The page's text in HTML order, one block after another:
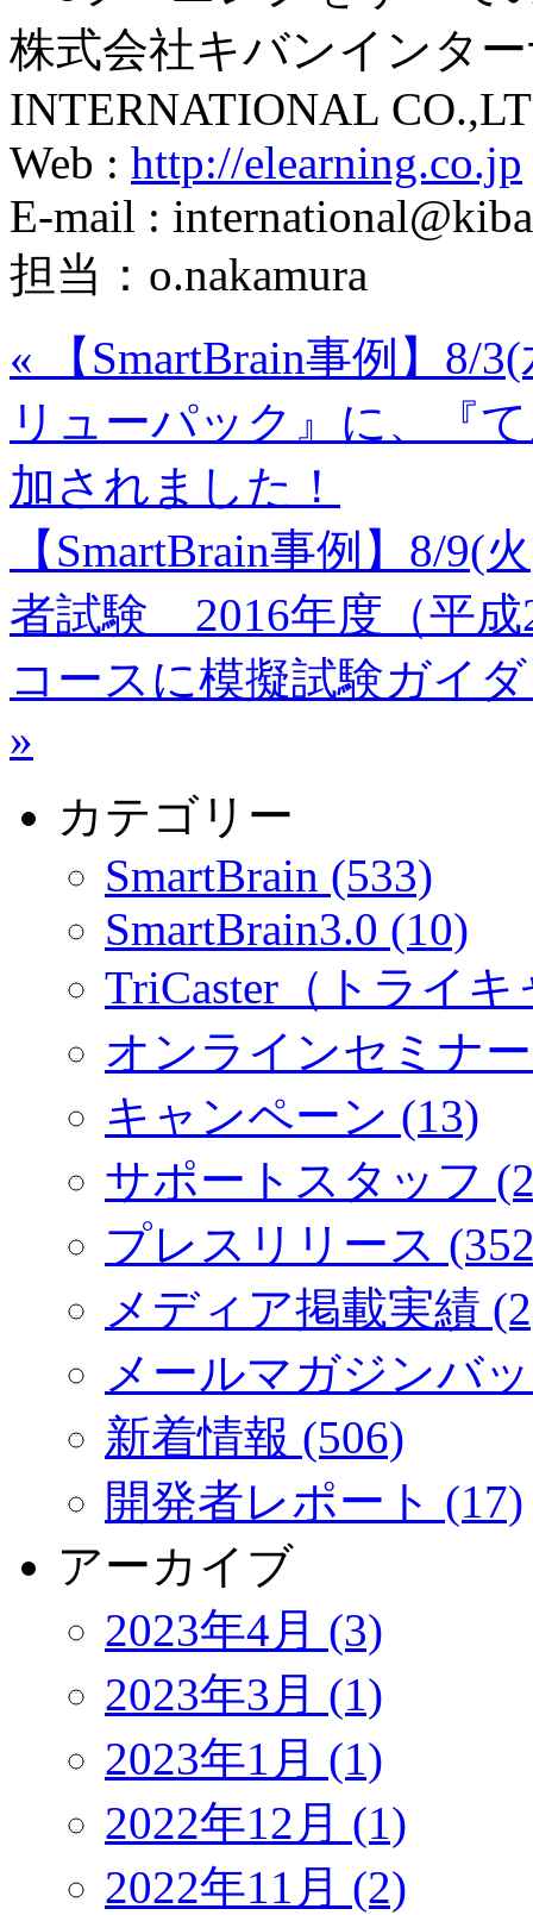
株式会社キバンインタ
INTERNATIONAL
Web : http://elearning.co.jp
E-mail :
担当：o.nakamura
« 【SmartBrain事例】8/
リューパック』に、『
加されました！
【SmartBrain事例】8/
者試験 2016年度（平成
コースに模擬試験ガイ
»
カテゴリー
SmartBrain (533)
SmartBrain3.0 (10)
TriCaster（トライ
オンラインセミナ
キャンペーン (13)
サポートスタッフ
プレスリリース
メディア掲載実績
メールマガジンバ
新着情報 (506)
開発者レポート (17)
アーカイブ
2023年4月 (3)
2023年3月 (1)
2023年1月 (1)
2022年12月 (1)
2022年11月 (2)